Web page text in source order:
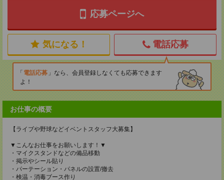
応募ページへ
気になる！ 電話応募
電話応募
なら、会員登録しなくても応募できます
よ！
お仕事の概要
【ライブや野球などイベントスタッフ大募集】
▼こんなお仕事をお願いします！▼
・マイクスタンドなどの備品移動
・掲示やシール貼り
・パーテーション・パネルの設置/撤去
・検温・消毒ブース作り